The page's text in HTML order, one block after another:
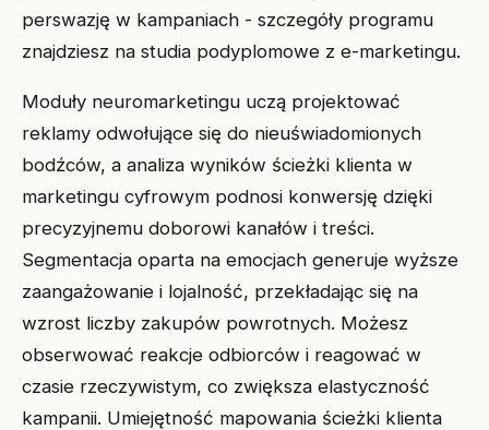
perswazję w kampaniach - szczegóły programu
znajdziesz na studia podyplomowe z e-marketingu.
Moduły neuromarketingu uczą projektować
reklamy odwołujące się do nieuświadomionych
bodźców, a analiza wyników ścieżki klienta w
marketingu cyfrowym podnosi konwersję dzięki
precyzyjnemu doborowi kanałów i treści.
Segmentacja oparta na emocjach generuje wyższe
zaangażowanie i lojalność, przekładając się na
wzrost liczby zakupów powrotnych. Możesz
obserwować reakcje odbiorców i reagować w
czasie rzeczywistym, co zwiększa elastyczność
kampanii. Umiejętność mapowania ścieżki klienta